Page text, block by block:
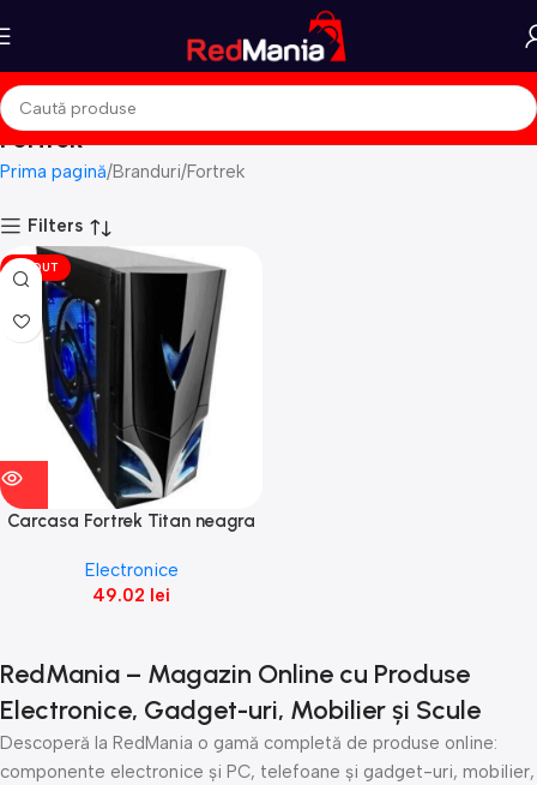
Fortrek
Prima pagină Branduri Fortrek
Filters
VÎNDUT
Carcasa Fortrek Titan neagra
Electronice
49.02 lei
RedMania – Magazin Online cu Produse
Electronice, Gadget-uri, Mobilier și Scule
Descoperă la RedMania o gamă completă de produse online:
componente electronice și PC, telefoane și gadget-uri, mobilier,